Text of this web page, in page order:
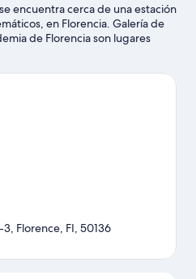
encuentra cerca de una estación
en Florencia. Galería de
de Florencia son lugares
de los puntos de interés más
niños? No te pierdas Museo
3, Florence, FI, 50136